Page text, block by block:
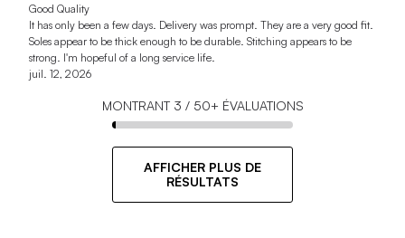
Good Quality
It has only been a few days. Delivery was prompt. They are a very good fit.
Soles appear to be thick enough to be durable. Stitching appears to be
strong. I'm hopeful of a long service life.
juil. 12, 2026
MONTRANT 3 / 50+ ÉVALUATIONS
AFFICHER PLUS DE
RÉSULTATS